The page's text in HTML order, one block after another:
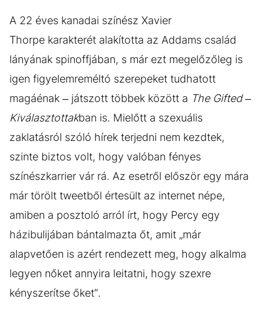
A 22 éves kanadai színész Xavier
Thorpe karakterét alakította az Addams család
lányának spinoffjában, s már ezt megelőzőleg is
igen figyelemreméltó szerepeket tudhatott
magáénak – játszott többek között a The Gifted –
Kiválasztottakban is. Mielőtt a szexuális
zaklatásról szóló hírek terjedni nem kezdtek,
szinte biztos volt, hogy valóban fényes
színészkarrier vár rá. Az esetről először egy mára
már törölt tweetből értesült az internet népe,
amiben a posztoló arról írt, hogy Percy egy
házibulijában bántalmazta őt, amit „már
alapvetően is azért rendezett meg, hogy alkalma
legyen nőket annyira leitatni, hogy szexre
kényszerítse őket“.